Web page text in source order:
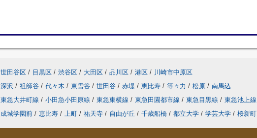
世田谷区 / 目黒区 / 渋谷区 / 大田区 / 品川区 / 港区 / 川崎市中原区
深沢 / 祖師谷 / 代々木 / 東雪谷 / 世田谷 / 赤堤 / 恵比寿 / 等々力 / 松原 / 南馬込
東急大井町線 / 小田急小田原線 / 東急東横線 / 東急田園都市線 / 東急目黒線 / 東急池上線
成城学園前 / 恵比寿 / 上町 / 祐天寺 / 自由が丘 / 千歳船橋 / 都立大学 / 学芸大学 / 桜新町